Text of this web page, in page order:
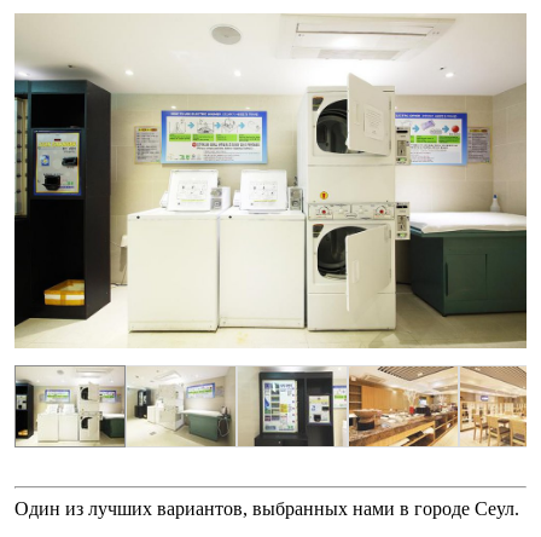
Один из лучших вариантов, выбранных нами в городе Сеул.